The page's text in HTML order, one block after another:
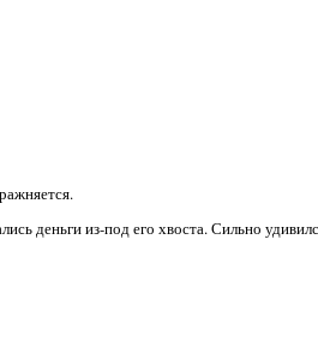
деньги из-под его хвоста. Сильно